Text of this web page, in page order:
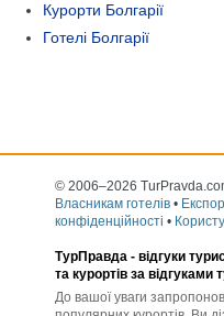
Курорти Болгарії
Готелі Болгарії
© 2006–2026
Власникам готелів •
конфіденційності •
ТурПравда - відгуки
та курортів за відгуками
До вашої уваги